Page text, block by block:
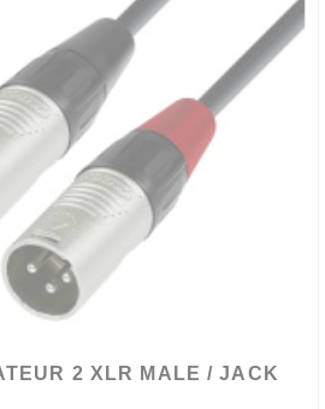
2 XLR MALE / JACK